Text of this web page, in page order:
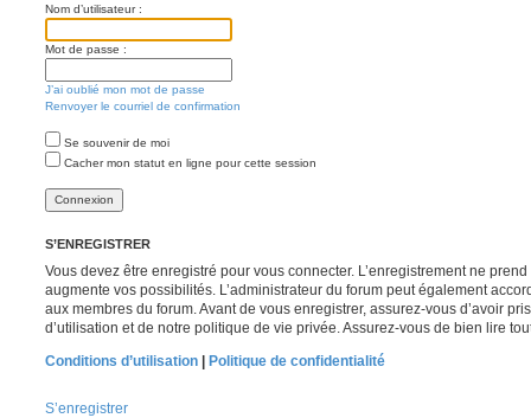
Nom d’utilisateur :
Mot de passe :
J’ai oublié mon mot de passe
Renvoyer le courriel de confirmation
Se souvenir de moi
Cacher mon statut en ligne pour cette session
S’ENREGISTRER
Vous devez être enregistré pour vous connecter. L’enregistrement ne
augmente vos possibilités. L’administrateur du forum peut également
aux membres du forum. Avant de vous enregistrer, assurez-vous d’avoir
d’utilisation et de notre politique de vie privée. Assurez-vous de bien lire
Conditions d’utilisation
Politique de confidentialité
S’enregistrer